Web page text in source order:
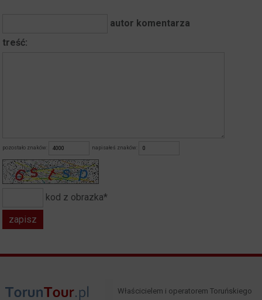
autor komentarza
treść:
pozostało znaków: napisałeś znaków:
kod z obrazka*
Właścicielem i operatorem Toruńskiego